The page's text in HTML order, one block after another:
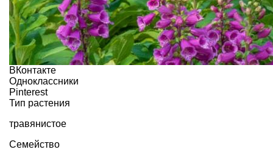
ВКонтакте
Одноклассники
Pinterest
Тип растения
травянистое
Семейство